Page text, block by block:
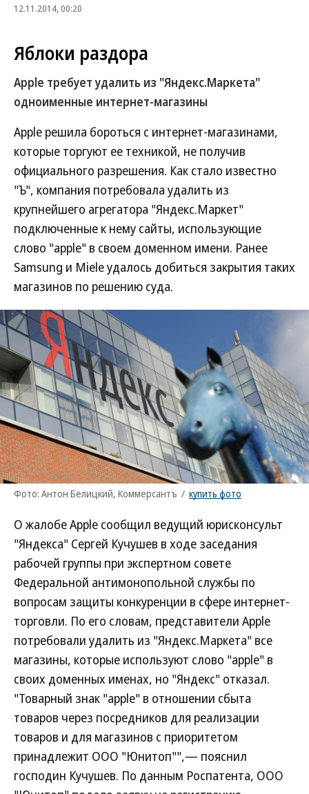
12.11.2014, 00:20
Яблоки раздора
Apple требует удалить из "Яндекс.Маркета"
одноименные интернет-магазины
Apple решила бороться с интернет-магазинами,
которые торгуют ее техникой, не получив
официального разрешения. Как стало известно
"Ъ", компания потребовала удалить из
крупнейшего агрегатора "Яндекс.Маркет"
подключенные к нему сайты, использующие
слово "apple" в своем доменном имени. Ранее
Samsung и Miele удалось добиться закрытия таких
магазинов по решению суда.
Фото: Антон Белицкий, Коммерсантъ / купить фото
О жалобе Apple сообщил ведущий юрисконсульт
"Яндекса" Сергей Кучушев в ходе заседания
рабочей группы при экспертном совете
Федеральной антимонопольной службы по
вопросам защиты конкуренции в сфере интернет-
торговли. По его словам, представители Apple
потребовали удалить из "Яндекс.Маркета" все
магазины, которые используют слово "apple" в
своих доменных именах, но "Яндекс" отказал.
"Товарный знак "apple" в отношении сбыта
товаров через посредников для реализации
товаров и для магазинов с приоритетом
принадлежит ООО "Юнитоп"",— пояснил
господин Кучушев. По данным Роспатента, ООО